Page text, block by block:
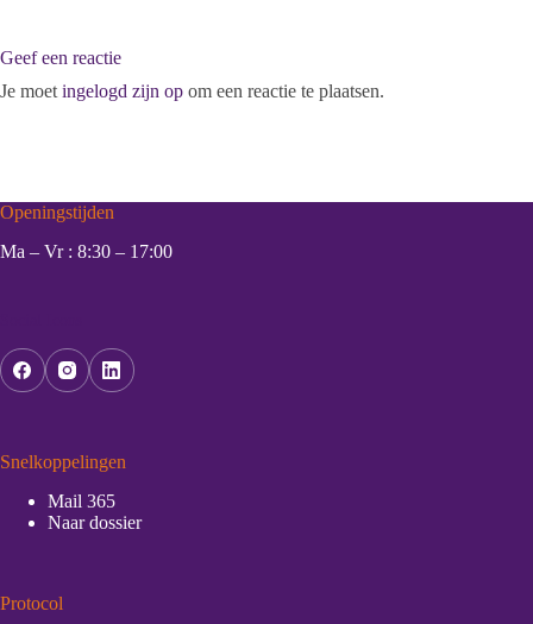
Geef een reactie
Je moet ingelogd zijn op om een reactie te plaatsen.
Openingstijden
Ma – Vr : 8:30 – 17:00
Snelkoppelingen
Mail 365
Naar dossier
Protocol